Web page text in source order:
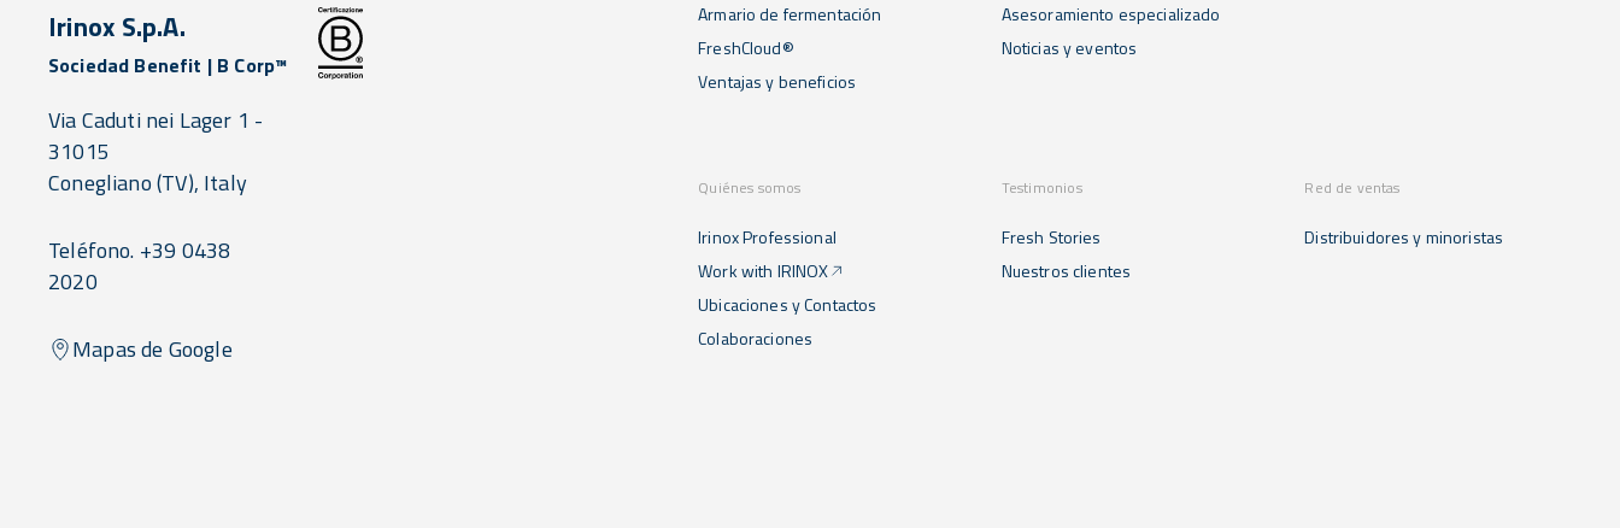
Armario de fermentación
FreshCloud®
Ventajas y beneficios
Asesoramiento especializado
Noticias y eventos
Quiénes somos
Irinox Professional
Work with IRINOX
Ubicaciones y Contactos
Colaboraciones
Testimonios
Fresh Stories
Nuestros clientes
Red de ventas
Distribuidores y minoristas
Irinox S.p.A.
Sociedad Benefit | B Corp™
Via Caduti nei Lager 1 -
31015
Conegliano(TV), Italy
Teléfono. +39 0438
2020
Mapas de Google